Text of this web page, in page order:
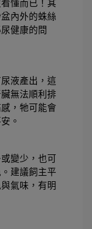
懂而已！其
內外的蛛絲
健康的問
液產出，這
無法順利排
，牠可能會
。
變少，也可
建議飼主平
氣味，有明